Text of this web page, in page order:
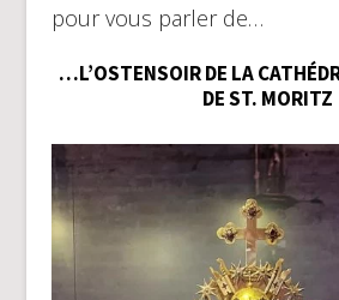
pour vous parler de…
…L’OSTENSOIR DE LA
DE ST. MORITZ